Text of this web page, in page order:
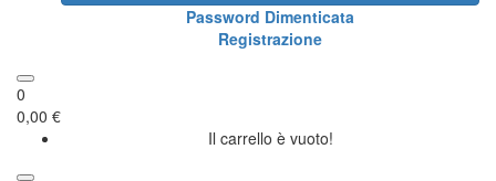
Password Dimenticata
Registrazione
0
0,00 €
Il carrello è vuoto!